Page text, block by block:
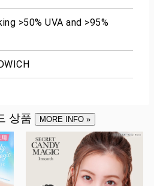
>50% UVA and >95%